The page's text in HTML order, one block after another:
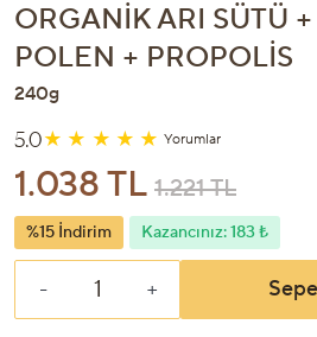
ORGANIK ARI SÜTÜ
POLEN + PROPOLIS
240g
5.0 Yorumlar
1.038 TL 1.221 TL
%15 İndirim Kazancınız: 183 ₺
- +